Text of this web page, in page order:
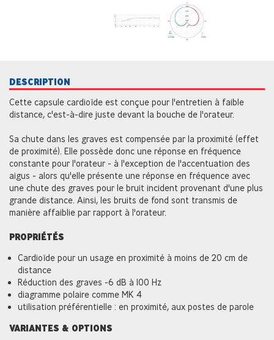
DESCRIPTION
Cette capsule cardioïde est conçue pour l'entretien à faible
distance, c'est-à-dire juste devant la bouche de l'orateur.
Sa chute dans les graves est compensée par la proximité (effet
de proximité). Elle possède donc une réponse en fréquence
constante pour l'orateur - à l'exception de l'accentuation des
aigus - alors qu'elle présente une réponse en fréquence avec
une chute des graves pour le bruit incident provenant d'une plus
grande distance. Ainsi, les bruits de fond sont transmis de
manière affaiblie par rapport à l'orateur.
PROPRIÉTÉS
Cardioïde pour un usage en proximité à moins de 20 cm de
distance
Réduction des graves -6 dB à 100 Hz
diagramme polaire comme MK 4
utilisation préférentielle : en proximité, aux postes de parole
VARIANTES & OPTIONS